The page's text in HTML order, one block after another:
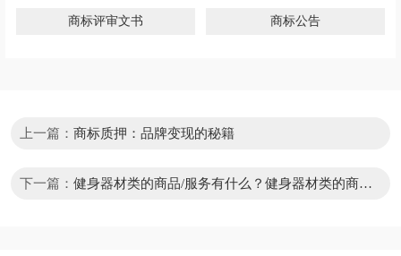
商标评审文书 商标公告
上一篇： 商标质押：品牌变现的秘籍
下一篇： 健身器材类的商品/服务有什么？健身器材类的商品